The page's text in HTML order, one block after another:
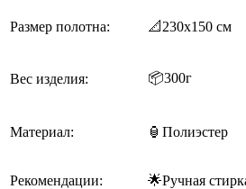
Размер полотна: 📐230х150 см
Вес изделия: 📦300г
Материал: 🏮Полиэстер
Рекомендации: 🌟Ручная